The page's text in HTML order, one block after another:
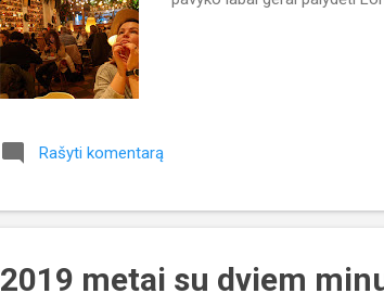
Rašyti komentarą
2019 metai su dviem